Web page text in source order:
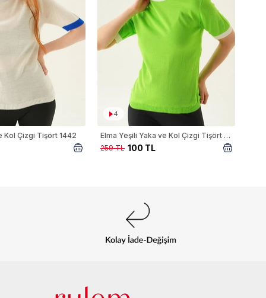
Kol Çizgi Tişört 1442
4
Elma Yeşili Yaka ve Kol Çizgi Tişört 1442
100 TL
259 TL